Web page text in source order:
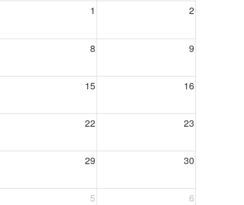
1 2
8 9
15 16
22 23
29 30
5 6